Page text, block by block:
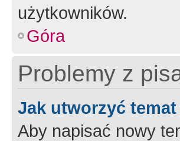
użytkowników.
Góra
Problemy z
Jak utworzyć
Aby napisać nowy